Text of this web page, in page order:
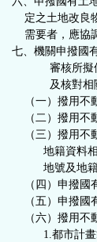
定之土地改良
需要者，應協
七、機關申撥國
審核所擬使用
及核對相關書
（一）撥用不
（二）撥用不
（三）撥用不
地籍資料相關
地號及地籍線
（四）申撥國
（五）申撥國
（六）撥用不
1.都市計畫範